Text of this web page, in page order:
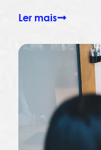
Ler mais